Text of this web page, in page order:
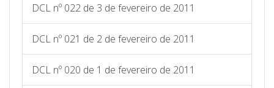
DCL nº 022 de 3 de fevereiro de 2011
DCL nº 021 de 2 de fevereiro de 2011
DCL nº 020 de 1 de fevereiro de 2011